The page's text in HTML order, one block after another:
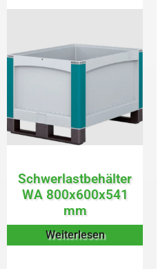
Schwerlastbehälter
WA 800x600x541
mm
Weiterlesen